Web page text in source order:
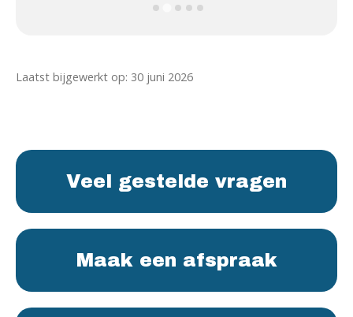
Laatst bijgewerkt op: 30 juni 2026
Veel gestelde vragen
Maak een afspraak